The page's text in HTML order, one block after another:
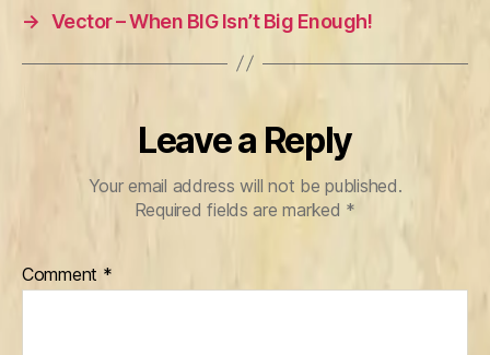
→ Vector – When BIG Isn’t Big Enough!
Leave a Reply
Your email address will not be published.
Required fields are marked *
Comment *